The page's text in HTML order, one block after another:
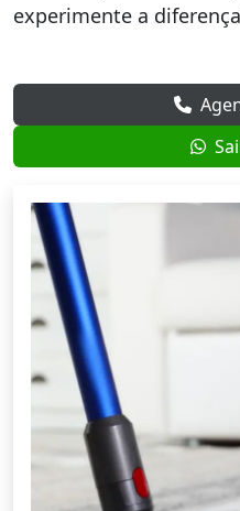
experimente a